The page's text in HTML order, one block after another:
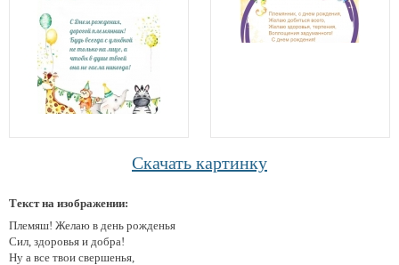
Скачать картинку
Текст на изображении:
Племяш! Желаю в день рожденья
Сил, здоровья и добра!
Ну а все твои свершенья,